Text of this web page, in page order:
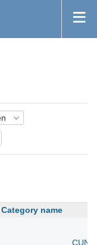
Category name